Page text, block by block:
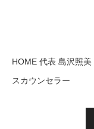
HOME 代表 島沢照
スカウンセラー